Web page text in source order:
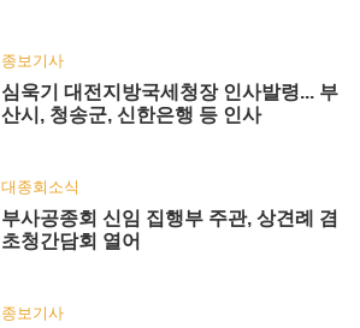
종보기사
심욱기 대전지방국세청장 인사발령... 부
산시, 청송군, 신한은행 등 인사
대종회소식
부사공종회 신임 집행부 주관, 상견례 겸
초청간담회 열어
종보기사